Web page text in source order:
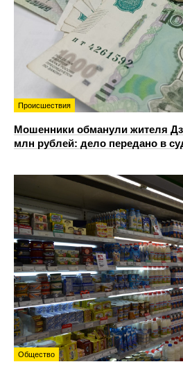
Происшествия
Мошенники обманули жителя
млн рублей: дело передано в
Общество